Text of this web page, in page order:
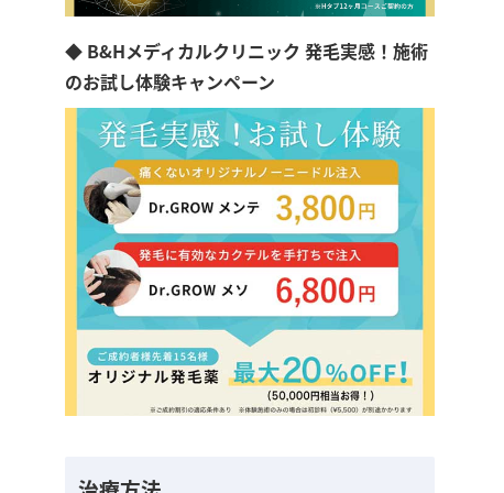
◆ B&Hメディカルクリニック 発毛実感！施術
のお試し体験キャンペーン